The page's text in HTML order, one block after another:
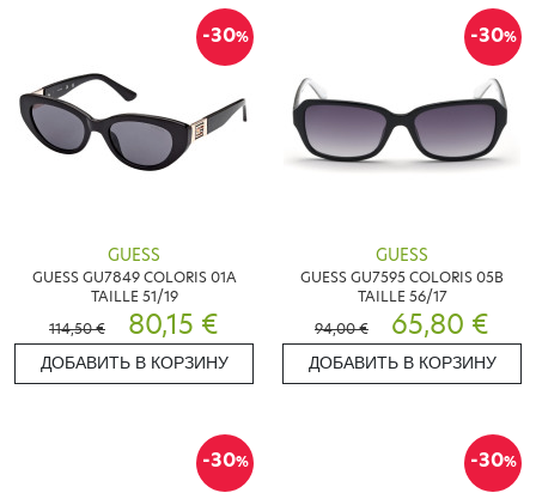
-30%
GUESS
GUESS GU7849 COLORIS 01A
TAILLE 51/19
114,50 €
80,15 €
ДОБАВИТЬ В КОРЗИНУ
-30%
GUESS
GUESS GU7595 COLORIS 05B
TAILLE 56/17
94,00 €
65,80 €
ДОБАВИТЬ В КОРЗИНУ
-30% -30%